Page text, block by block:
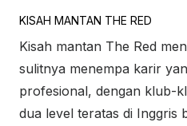
KISAH MANTAN THE RED
Kisah mantan The Red
sulitnya menempa karir
profesional, dengan klub-
dua level teratas di Inggris